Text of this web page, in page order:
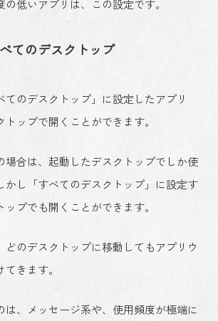
低いアプリは、この設定です。
てのデスクトップ
てのデスクトップ」に設定したアプリ
ップで開くことができます。
場合は、起動したデスクトップでしか使
かし「すべてのデスクトップ」に設定す
プでも開くことができます。
どのデスクトップに移動してもアプリウ
きます。
は、メッセージ系や、使用頻度が極端に